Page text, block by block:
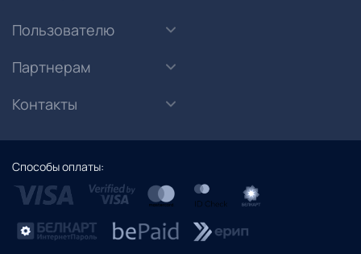
Пользователю
Партнерам
Контакты
Способы оплаты: